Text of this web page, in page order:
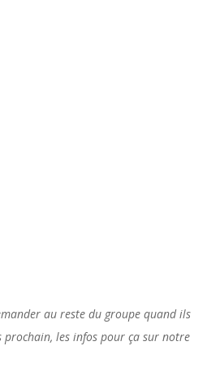
au reste du groupe quand ils
prochain, les infos pour ça sur notre